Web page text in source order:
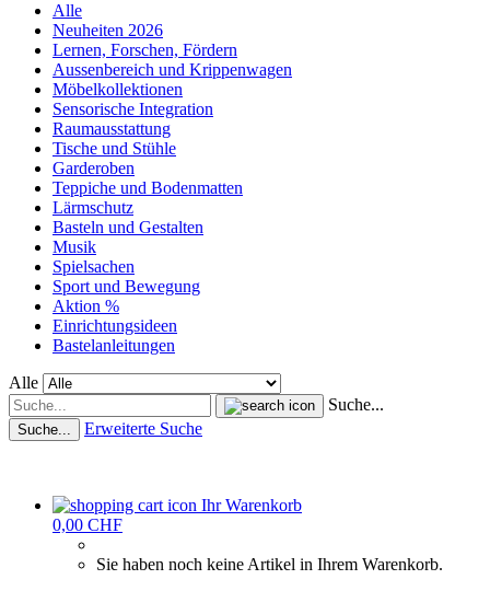
Alle
Neuheiten 2026
Lernen, Forschen, Fördern
Aussenbereich und Krippenwagen
Möbelkollektionen
Sensorische Integration
Raumausstattung
Tische und Stühle
Garderoben
Teppiche und Bodenmatten
Lärmschutz
Basteln und Gestalten
Musik
Spielsachen
Sport und Bewegung
Aktion %
Einrichtungsideen
Bastelanleitungen
Alle
Suche...
Suche... Erweiterte Suche
Ihr Warenkorb
0,00 CHF
Sie haben noch keine Artikel in Ihrem Warenkorb.